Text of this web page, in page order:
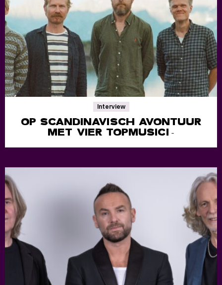
Interview
OP SCANDINAVISCH AVONTUUR
MET VIER TOPMUSICI -